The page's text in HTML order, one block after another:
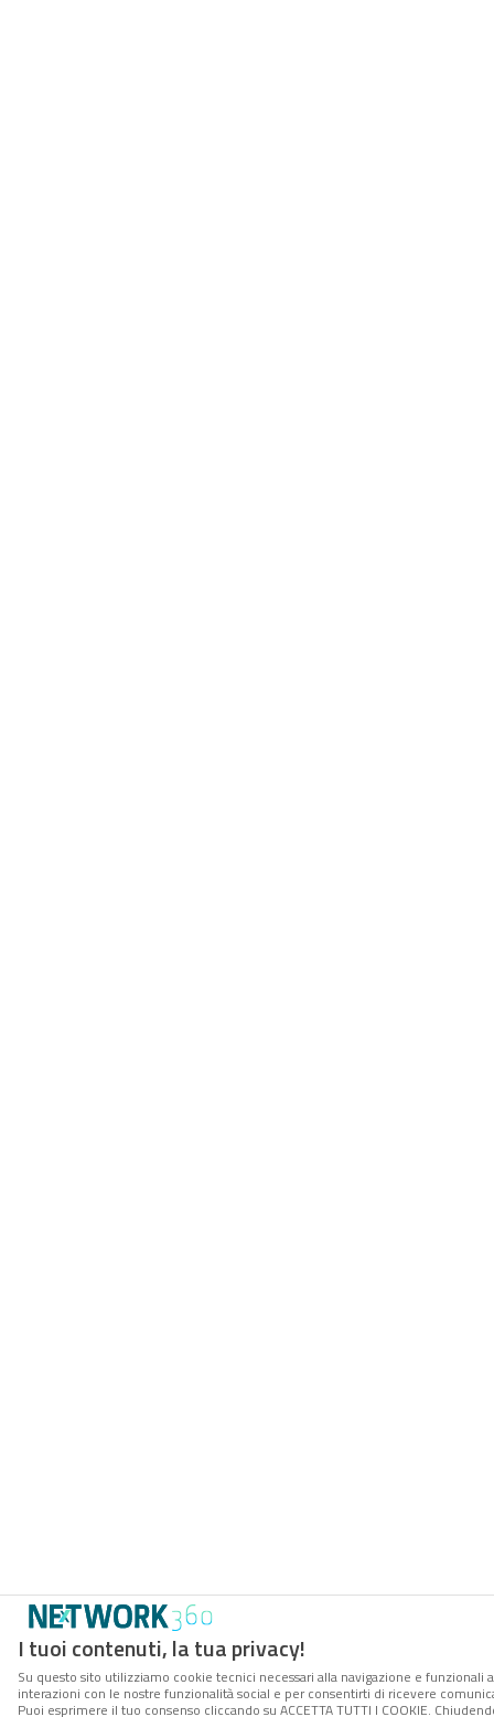
I tuoi contenuti, la tua privacy!
Su questo sito utilizziamo cookie tecnici necessari alla navigazione e
interazioni con le nostre funzionalità social e per consentirti di ricevere
Puoi esprimere il tuo consenso cliccando su ACCETTA TUTTI I COOKIE.